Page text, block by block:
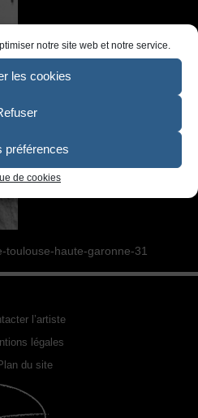
notre site web et notre service.
les cookies
préférences
de cookies
toulouse-haute-garonne-31
l’artiste
légales
du site